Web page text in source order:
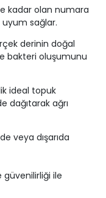
kadar olan numara
uyum sağlar.
derinin doğal
bakteri oluşumunu
ideal topuk
dağıtarak ağrı
veya dışarıda
ile